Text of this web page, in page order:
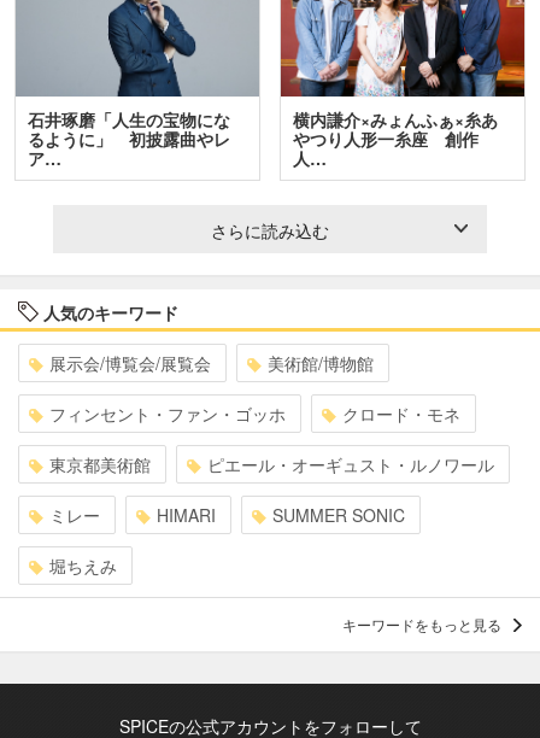
石井琢磨「人生の宝物にな
るように」 初披露曲やレ
ア…
横内謙介×みょんふぁ×糸あ
やつり人形一糸座 創作
人…
さらに読み込む
人気のキーワード
展示会/博覧会/展覧会 美術館/博物館
フィンセント・ファン・ゴッホ クロード・モネ
東京都美術館 ピエール・オーギュスト・ルノワール
ミレー HIMARI SUMMER SONIC
堀ちえみ
キーワードをもっと見る
SPICEの公式アカウントをフォローして